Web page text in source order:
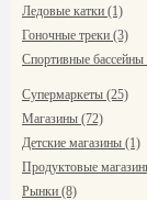
Ледовые катки (1)
Гоночные треки (3)
Спортивные бассейны
Супермаркеты (25)
Магазины (72)
Детские магазины (1)
Продуктовые
Рынки (8)